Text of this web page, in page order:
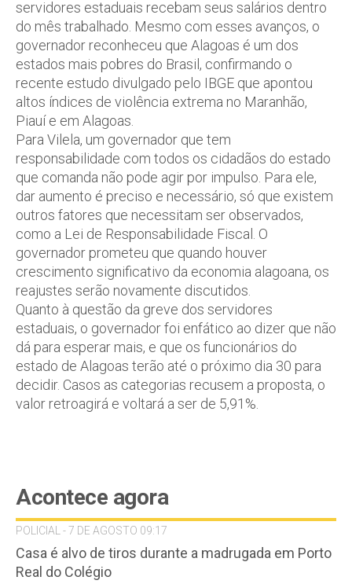
servidores estaduais recebam seus salários dentro
do mês trabalhado. Mesmo com esses avanços, o
governador reconheceu que Alagoas é um dos
estados mais pobres do Brasil, confirmando o
recente estudo divulgado pelo IBGE que apontou
altos índices de violência extrema no Maranhão,
Piauí e em Alagoas.
Para Vilela, um governador que tem
responsabilidade com todos os cidadãos do estado
que comanda não pode agir por impulso. Para ele,
dar aumento é preciso e necessário, só que existem
outros fatores que necessitam ser observados,
como a Lei de Responsabilidade Fiscal. O
governador prometeu que quando houver
crescimento significativo da economia alagoana, os
reajustes serão novamente discutidos.
Quanto à questão da greve dos servidores
estaduais, o governador foi enfático ao dizer que não
dá para esperar mais, e que os funcionários do
estado de Alagoas terão até o próximo dia 30 para
decidir. Casos as categorias recusem a proposta, o
valor retroagirá e voltará a ser de 5,91%.
Acontece agora
POLICIAL - 7 DE AGOSTO 09:17
Casa é alvo de tiros durante a madrugada em Porto
Real do Colégio